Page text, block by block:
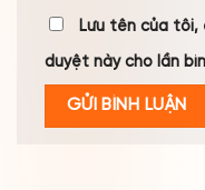
Lưu tên của
duyệt này cho lần